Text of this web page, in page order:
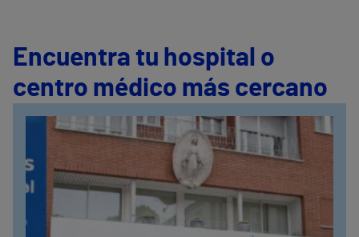
Encuentra tu hospital o
centro médico más cercano